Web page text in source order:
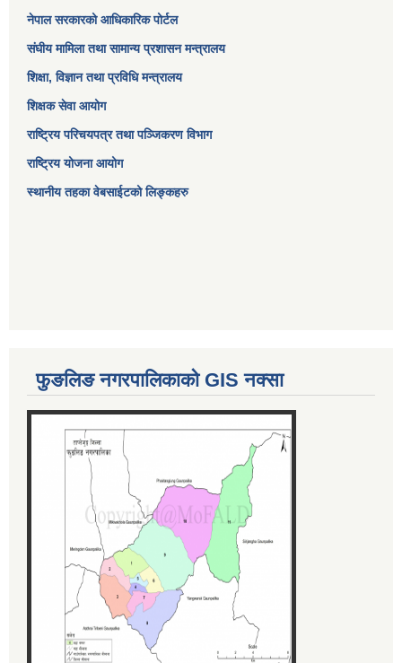
नेपाल सरकारको आधिकारिक पोर्टल
संघीय मामिला तथा सामान्य प्रशासन मन्त्रालय
शिक्षा, विज्ञान तथा प्रविधि मन्त्रालय
शिक्षक सेवा आयोग
राष्ट्रिय परिचयपत्र तथा पञ्जिकरण विभाग
राष्ट्रिय योजना आयोग
स्थानीय तहका वेबसाईटको लिङ्कहरु
फुङलिङ नगरपालिकाको GIS नक्सा